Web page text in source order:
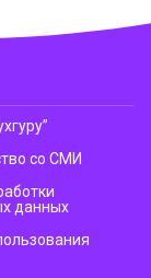
со СМИ
данных